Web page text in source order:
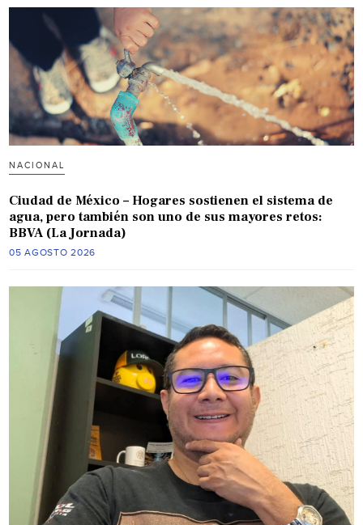
NACIONAL
Ciudad de México – Hogares sostienen el sistema de
agua, pero también son uno de sus mayores retos:
BBVA (La Jornada)
05 AGOSTO 2026